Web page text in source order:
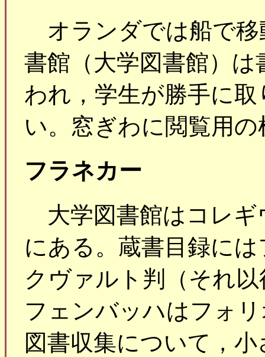
オランダでは船で移
書館（大学図書館）
われ，学生が勝手に
い。窓ぎわに閲覧用
フラネカー
大学図書館はコレギ
にある。蔵書目録に
クヴァルト判（それ
フェンバッハはフォ
図書収集について，